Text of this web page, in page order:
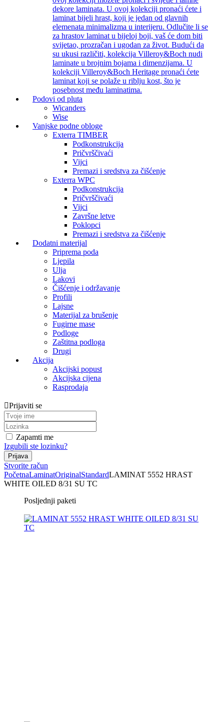
dekore laminata. U ovoj kolekciji pronaći ćete i
laminat bijeli hrast, koji je jedan od glavnih
elemenata minimalizma u interijeru. Odlučite li se
za hrastov laminat u bijeloj boji, vaš će dom biti
svijetao, prozračan i ugodan za život. Budući da
su ukusi različiti, kolekcija Villeroy&Boch nudi
laminate u brojnim bojama i dimenzijama. U
kolekciji Villeroy&Boch Heritage pronaći ćete
laminat koji se polaže u riblju kost, što je
posebnost među laminatima.
Podovi od pluta
Wicanders
Wise
Vanjske podne obloge
Exterra TIMBER
Podkonstrukcija
Pričvrščivaći
Vijci
Premazi i sredstva za čišćenje
Exterra WPC
Podkonstrukcija
Pričvrščivaći
Vijci
Završne letve
Poklopci
Premazi i sredstva za čišćenje
Dodatni materijal
Priprema poda
Ljepila
Ulja
Lakovi
Čišćenje i održavanje
Profili
Lajsne
Materijal za brušenje
Fugirne mase
Podloge
Zaštitna podloga
Drugi
Akcija
Akcijski popust
Akcijska cijena
Rasprodaja
Prijaviti se
Zapamti me
Izgubili ste lozinku?
Stvorite račun
PočetnaLaminatOriginalStandardLAMINAT 5552 HRAST
WHITE OILED 8/31 SU TC
Posljednji paketi